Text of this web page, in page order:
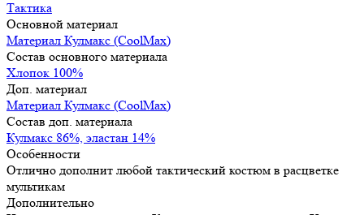
Тактика
Основной материал
Материал Кулмакс (CoolMax)
Состав основного материала
Хлопок 100%
Доп. материал
Материал Кулмакс (CoolMax)
Состав доп. материала
Кулмакс 86%, эластан 14%
Особенности
Отлично дополнит любой тактический костюм в расцветке
мультикам
Дополнительно